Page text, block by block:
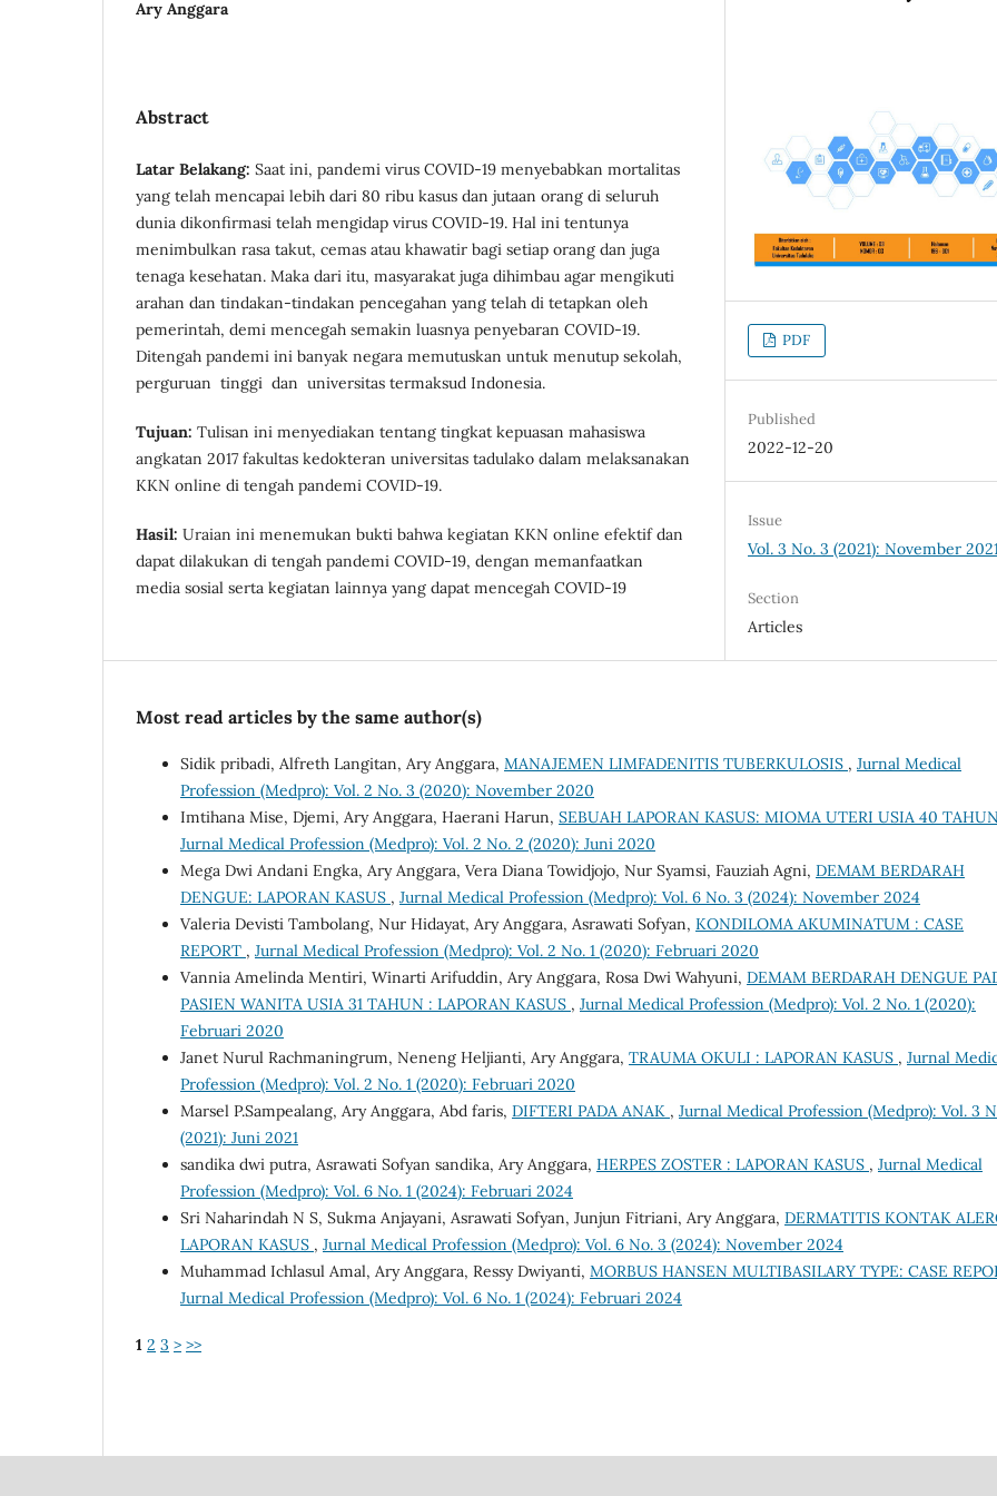
Ary Anggara
Abstract
Latar Belakang: Saat ini, pandemi virus COVID-19 menyebabkan mortalitas
yang telah mencapai lebih dari 80 ribu kasus dan jutaan orang di seluruh
dunia dikonfirmasi telah mengidap virus COVID-19. Hal ini tentunya
menimbulkan rasa takut, cemas atau khawatir bagi setiap orang dan juga
tenaga kesehatan. Maka dari itu, masyarakat juga dihimbau agar mengikuti
arahan dan tindakan-tindakan pencegahan yang telah di tetapkan oleh
pemerintah, demi mencegah semakin luasnya penyebaran COVID-19.
Ditengah pandemi ini banyak negara memutuskan untuk menutup sekolah,
perguruan tinggi dan universitas termaksud Indonesia.
Tujuan: Tulisan ini menyediakan tentang tingkat kepuasan mahasiswa
angkatan 2017 fakultas kedokteran universitas tadulako dalam melaksanakan
KKN online di tengah pandemi COVID-19.
Hasil: Uraian ini menemukan bukti bahwa kegiatan KKN online efektif dan
dapat dilakukan di tengah pandemi COVID-19, dengan memanfaatkan
media sosial serta kegiatan lainnya yang dapat mencegah COVID-19
PDF
Published
2022-12-20
Issue
Vol. 3 No. 3 (2021): November
Section
Articles
Most read articles by the same author(s)
Sidik pribadi, Alfreth Langitan, Ary Anggara, MANAJEMEN LIMFADENITIS TUBERKULOSIS , Jurnal Medical
Profession (Medpro): Vol. 2 No. 3 (2020): November 2020
Imtihana Mise, Djemi, Ary Anggara, Haerani Harun, SEBUAH LAPORAN KASUS: MIOMA UTERI USIA 40
Jurnal Medical Profession (Medpro): Vol. 2 No. 2 (2020): Juni 2020
Mega Dwi Andani Engka, Ary Anggara, Vera Diana Towidjojo, Nur Syamsi, Fauziah Agni, DEMAM BERDARAH
DENGUE: LAPORAN KASUS , Jurnal Medical Profession (Medpro): Vol. 6 No. 3 (2024): November 2024
Valeria Devisti Tambolang, Nur Hidayat, Ary Anggara, Asrawati Sofyan, KONDILOMA AKUMINATUM : CASE
REPORT , Jurnal Medical Profession (Medpro): Vol. 2 No. 1 (2020): Februari 2020
Vannia Amelinda Mentiri, Winarti Arifuddin, Ary Anggara, Rosa Dwi Wahyuni, DEMAM BERDARAH DENGUE
PASIEN WANITA USIA 31 TAHUN : LAPORAN KASUS , Jurnal Medical Profession (Medpro): Vol. 2 No. 1 (2020):
Februari 2020
Janet Nurul Rachmaningrum, Neneng Heljianti, Ary Anggara, TRAUMA OKULI : LAPORAN KASUS , Jurnal
Profession (Medpro): Vol. 2 No. 1 (2020): Februari 2020
Marsel P.Sampealang, Ary Anggara, Abd faris, DIFTERI PADA ANAK , Jurnal Medical Profession (Medpro): Vol. 3
(2021): Juni 2021
sandika dwi putra, Asrawati Sofyan sandika, Ary Anggara, HERPES ZOSTER : LAPORAN KASUS , Jurnal Medical
Profession (Medpro): Vol. 6 No. 1 (2024): Februari 2024
Sri Naharindah N S, Sukma Anjayani, Asrawati Sofyan, Junjun Fitriani, Ary Anggara, DERMATITIS KONTAK
LAPORAN KASUS , Jurnal Medical Profession (Medpro): Vol. 6 No. 3 (2024): November 2024
Muhammad Ichlasul Amal, Ary Anggara, Ressy Dwiyanti, MORBUS HANSEN MULTIBASILARY TYPE: CASE
Jurnal Medical Profession (Medpro): Vol. 6 No. 1 (2024): Februari 2024
1 2 3 > >>